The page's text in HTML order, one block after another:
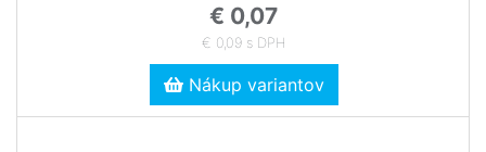
€ 0,07
€ 0,09 s DPH
Nákup variantov